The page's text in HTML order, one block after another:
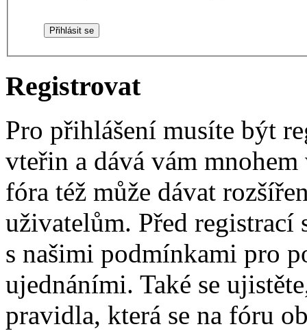
Registrovat
Pro přihlášení musíte být
vteřin a dává vám
fóra též může dávat
uživatelům. Před registrací
s našimi podmínkami pro
ujednáními. Také se
pravidla, která se na fóru